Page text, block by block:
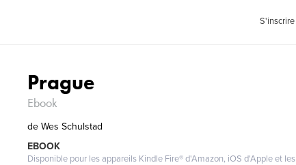
S'inscrire
Prague
Ebook
de Wes Schulstad
EBOOK
Disponible pour les appareils Kindle Fire® d'Amazon, iOS d'Apple et les